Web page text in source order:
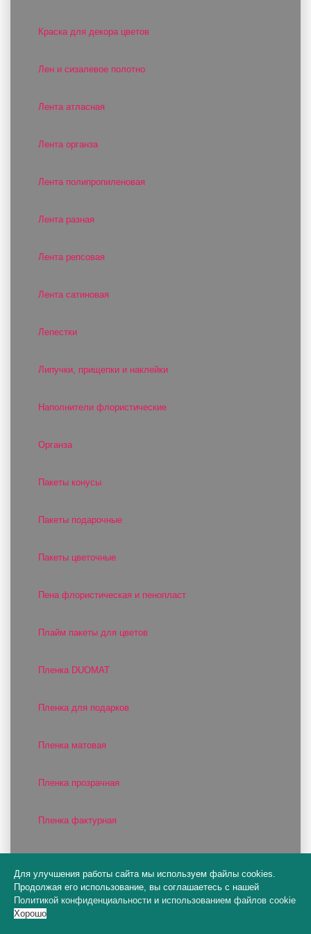
Краска для декора цветов
Лен и сизалевое полотно
Лента атласная
Лента органза
Лента полипропиленовая
Лента разная
Лента репсовая
Лента сатиновая
Лепестки
Липучки, прищепки и наклейки
Наполнители флористические
Органза
Пакеты конусы
Пакеты подарочные
Пакеты цветочные
Пена флористическая и пенопласт
Плайм пакеты для цветов
Пленка DUOMAT
Пленка для подарков
Пленка матовая
Пленка прозрачная
Пленка фактурная
Поддоны для оазиса
Для улучшения работы сайта мы используем файлы cookies.
Продолжая его использование, вы соглашаетесь с нашей
Политикой конфиденциальности и использованием файлов cookie
Хорошо